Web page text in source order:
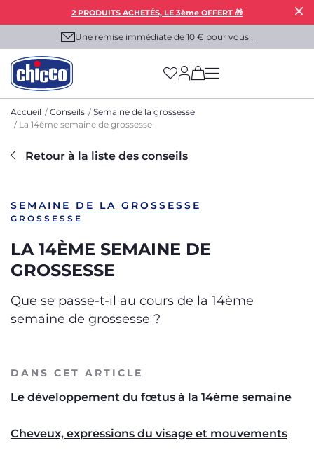
2 PRODUITS ACHETÉS, LE 3ème OFFERT 🎁
Une remise immédiate de 10 € pour vous !
(has more options
Accueil Conseils
Semaine de la grossesse
La 14ème semaine de grossesse
Retour à la liste des conseils
SEMAINE DE LA GROSSESSE
GROSSESSE
LA 14ÈME SEMAINE DE
GROSSESSE
Que se passe-t-il au cours de la 14ème
semaine de grossesse ?
DANS CET ARTICLE
Le développement du fœtus à la 14ème semaine
Cheveux, expressions du visage et mouvements